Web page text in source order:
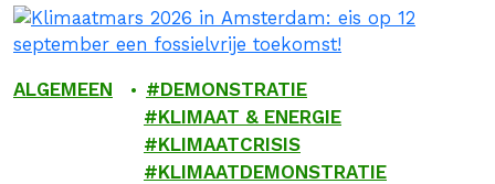
ALGEMEEN
DEMONSTRATIE
KLIMAAT & ENERGIE
KLIMAATCRISIS
KLIMAATDEMONSTRATIE